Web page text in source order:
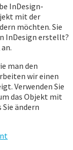
InDesign-
mit der
möchten. Sie
InDesign erstellt?
man den
wir einen
Verwenden Sie
das Objekt mit
ändern